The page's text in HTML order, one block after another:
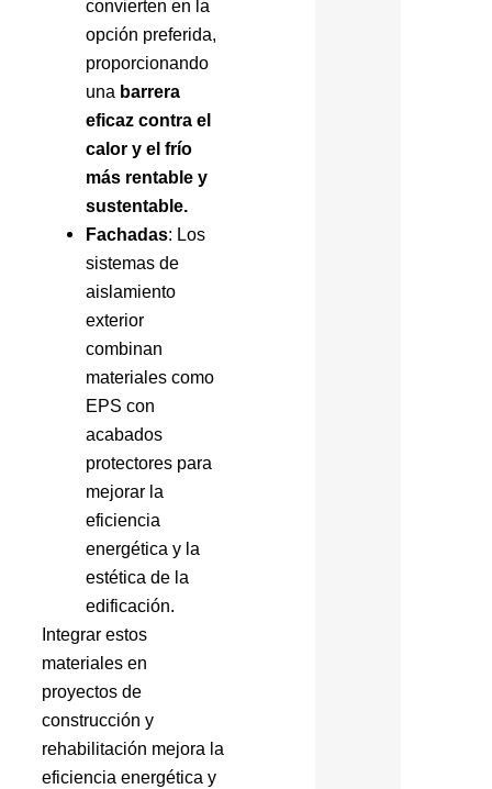
convierten en la
opción preferida,
proporcionando
una barrera
eficaz contra el
calor y el frío
más rentable y
sustentable.
Fachadas: Los
sistemas de
aislamiento
exterior
combinan
materiales como
EPS con
acabados
protectores para
mejorar la
eficiencia
energética y la
estética de la
edificación.
Integrar estos
materiales en
proyectos de
construcción y
rehabilitación mejora la
eficiencia energética y